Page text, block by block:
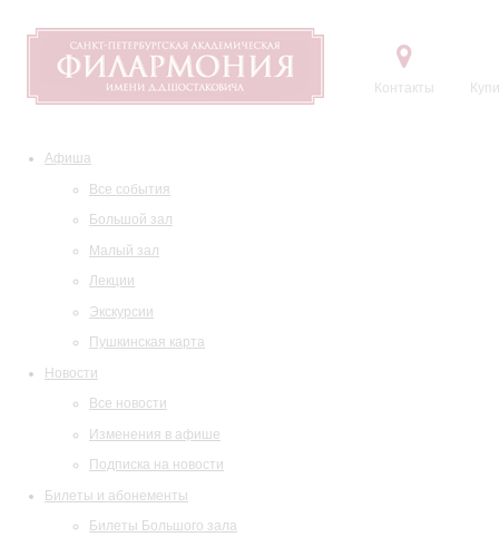
Контакты
Афиша
Все события
Большой зал
Малый зал
Лекции
Экскурсии
Пушкинская карта
Новости
Все новости
Изменения в афише
Подписка на новости
Билеты и абонементы
Билеты Большого зала